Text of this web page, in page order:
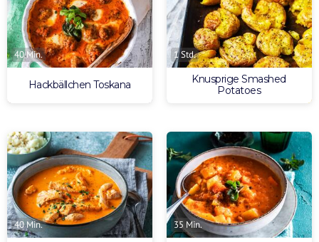
40 Min.
Hackbällchen Toskana
1 Std.
Knusprige Smashed
Potatoes
40 Min. 35 Min.